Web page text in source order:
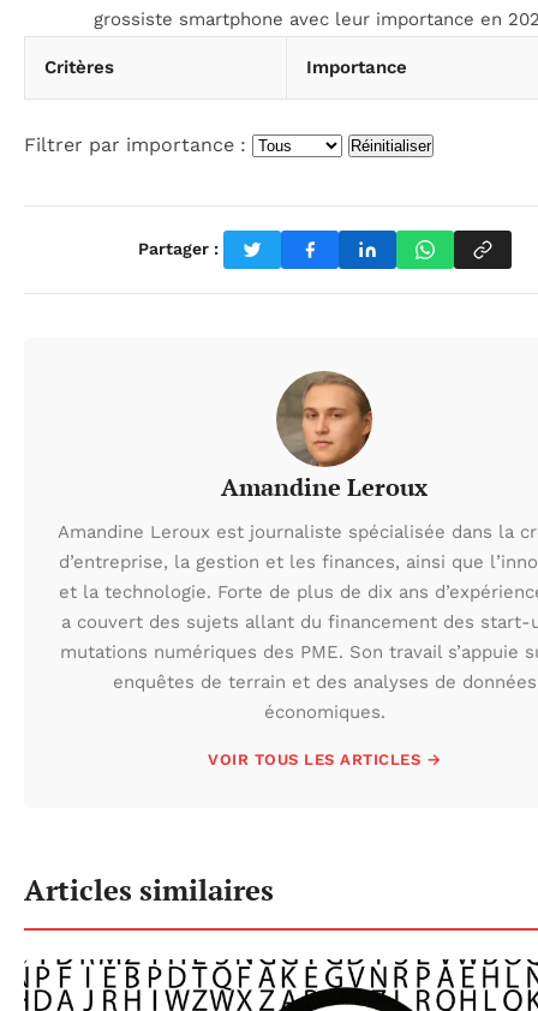
grossiste smartphone avec leur importance en
Critères Importance
Filtrer par importance : Réinitialiser
Partager :
Amandine Leroux
Amandine Leroux est journaliste spécialisée dans la
d’entreprise, la gestion et les finances, ainsi que
et la technologie. Forte de plus de dix ans
a couvert des sujets allant du financement des start-
mutations numériques des PME. Son travail s’appuie
enquêtes de terrain et des analyses de données
économiques.
VOIR TOUS LES ARTICLES →
Articles similaires